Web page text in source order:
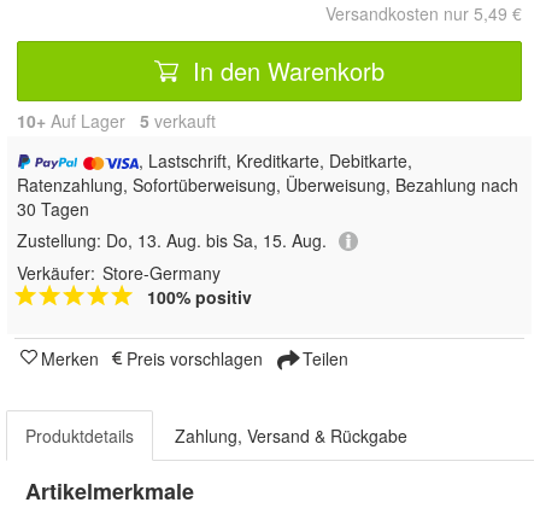
Versandkosten nur 5,49 €
In den Warenkorb
10+ Auf Lager 5 verkauft
, Lastschrift, Kreditkarte, Debitkarte,
Ratenzahlung, Sofortüberweisung, Überweisung, Bezahlung nach
30 Tagen
Zustellung: Do, 13. Aug. bis Sa, 15. Aug.
Verkäufer: Store-Germany
100% positiv
Merken Preis vorschlagen Teilen
Produktdetails Zahlung, Versand & Rückgabe
Artikelmerkmale